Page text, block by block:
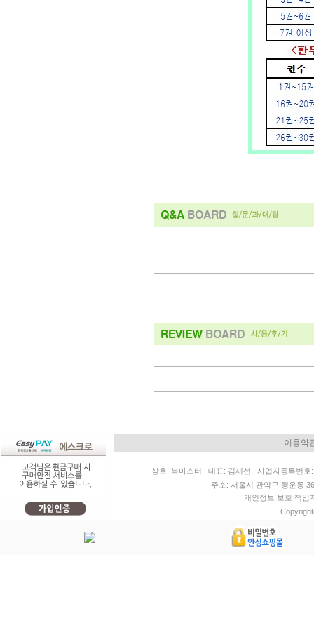
이용약
상호: 북마스터 | 대표: 김재선 | 사업자등록번
주소: 서울시 관악구 행운
개인정보 보호 책임